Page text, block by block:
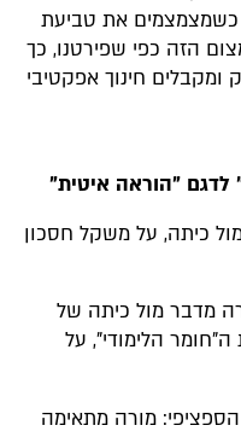
כשמצמצמים את טביעת
הזה כפי שפירטנו, כך
ומקבלים חינוך אפקטיבי
לדגם "הוראה איטית"
כיתה, על משקל חסכון
מדבר מול כיתה של
ה"חומר הלימודי", על
מורה מתאימה